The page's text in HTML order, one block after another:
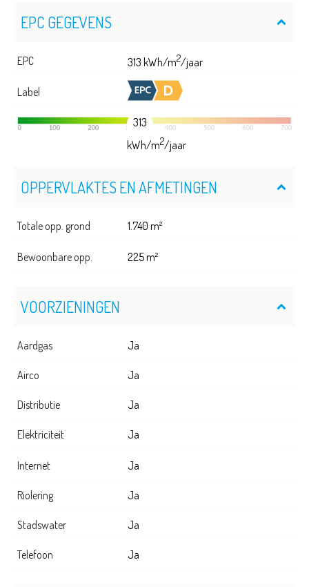
EPC GEGEVENS
EPC 313 kWh/m2/jaar
Label
313
kWh/m2/jaar
OPPERVLAKTES EN AFMETINGEN
Totale opp. grond 1.740 m²
Bewoonbare opp. 225 m²
VOORZIENINGEN
Aardgas Ja
Airco Ja
Distributie Ja
Elektriciteit Ja
Internet Ja
Riolering Ja
Stadswater Ja
Telefoon Ja